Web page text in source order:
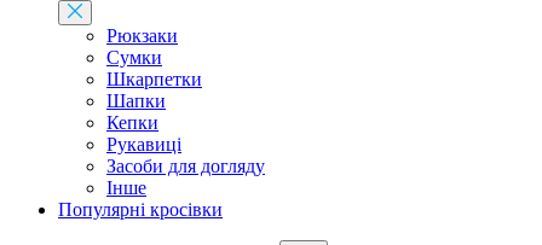
Рюкзаки
Сумки
Шкарпетки
Шапки
Кепки
Рукавиці
Засоби для догляду
Інше
Популярні кросівки